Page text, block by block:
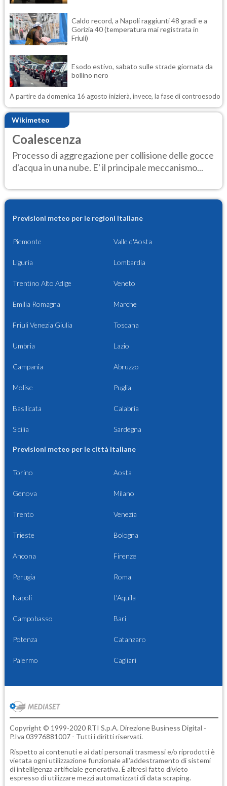
Caldo record, a Napoli raggiunti 48 gradi e a
Gorizia 40 (temperatura mai registrata in
Friuli)
Esodo estivo, sabato sulle strade giornata da
bollino nero
A partire da domenica 16 agosto inizierà, invece, la fase di controesodo
Wikimeteo
Coalescenza
Processo di aggregazione per collisione delle gocce
d'acqua in una nube. E' il principale meccanismo...
Previsioni meteo per le regioni italiane
Piemonte Valle d'Aosta
Liguria Lombardia
Trentino Alto Adige Veneto
Emilia Romagna Marche
Friuli Venezia Giulia Toscana
Umbria Lazio
Campania Abruzzo
Molise Puglia
Basilicata Calabria
Sicilia Sardegna
Previsioni meteo per le città italiane
Torino Aosta
Genova Milano
Trento Venezia
Trieste Bologna
Ancona Firenze
Perugia Roma
Napoli L'Aquila
Campobasso Bari
Potenza Catanzaro
Palermo Cagliari
Copyright © 1999-2020 RTI S.p.A. Direzione Business Digital -
P.Iva 03976881007 - Tutti i diritti riservati.
Rispetto ai contenuti e ai dati personali trasmessi e/o riprodotti è
vietata ogni utilizzazione funzionale all'addestramento di sistemi
di intelligenza artificiale generativa. È altresì fatto divieto
espresso di utilizzare mezzi automatizzati di data scraping.